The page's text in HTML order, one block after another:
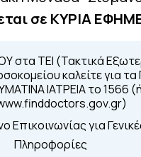
σε ΚΥΡΙΑ
στα ΤΕΙ (Τακτικά
καλείτε για
ΙΑΤΡΕΙΑ το 1566
Επικοινωνίας για
Πληροφορίες
Νοσοκομεία
Μελισσίων
Παίδων